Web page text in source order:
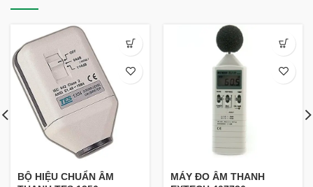
BỘ HIỆU CHUẨN ÂM
MÁY ĐO ÂM THANH